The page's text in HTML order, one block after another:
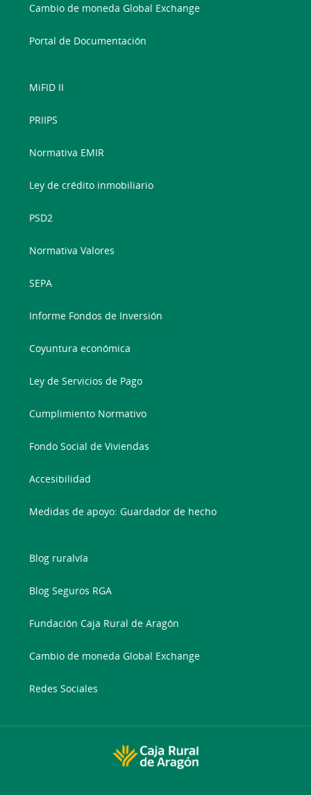
Cambio de moneda Global Exchange
Portal de Documentación
MiFID II
PRIIPS
Normativa EMIR
Ley de crédito inmobiliario
PSD2
Normativa Valores
SEPA
Informe Fondos de Inversión
Coyuntura económica
Ley de Servicios de Pago
Cumplimiento Normativo
Fondo Social de Viviendas
Accesibilidad
Medidas de apoyo: Guardador de hecho
Blog ruralvía
Blog Seguros RGA
Fundación Caja Rural de Aragón
Cambio de moneda Global Exchange
Redes Sociales